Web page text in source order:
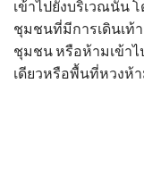
เข้าไปยังบริเวณนั้น
ชุมชนที่มีการเดินเท้
ชุมชน หรือห้ามเข้าไ
เดียวหรือพื้นที่หวงห้